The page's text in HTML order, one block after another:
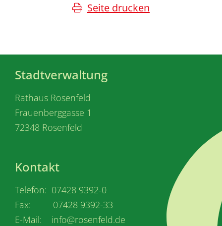
Seite drucken
Stadtverwaltung
Rathaus Rosenfeld
Frauenberggasse 1
72348 Rosenfeld
Kontakt
Telefon: 07428 9392-0
Fax: 07428 9392-33
E-Mail: info@rosenfeld.de